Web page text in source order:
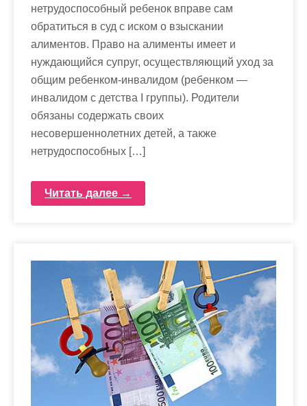
нетрудоспособный ребенок вправе сам
обратиться в суд с иском о взыскании
алиментов. Право на алименты имеет и
нуждающийся супруг, осуществляющий уход за
общим ребенком-инвалидом (ребенком —
инвалидом с детства I группы). Родители
обязаны содержать своих
несовершеннолетних детей, а также
нетрудоспособных […]
Читать далее →